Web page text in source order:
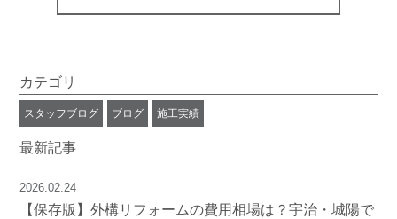
カテゴリ
スタッフブログ ブログ 施工実績
最新記事
2026.02.24
【保存版】外構リフォームの費用相場は？宇治・城陽で